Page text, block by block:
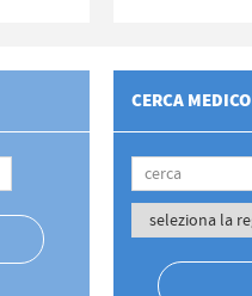
CERCA MEDICO